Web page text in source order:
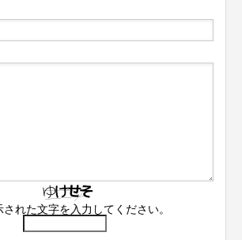
された文字を入力してください。